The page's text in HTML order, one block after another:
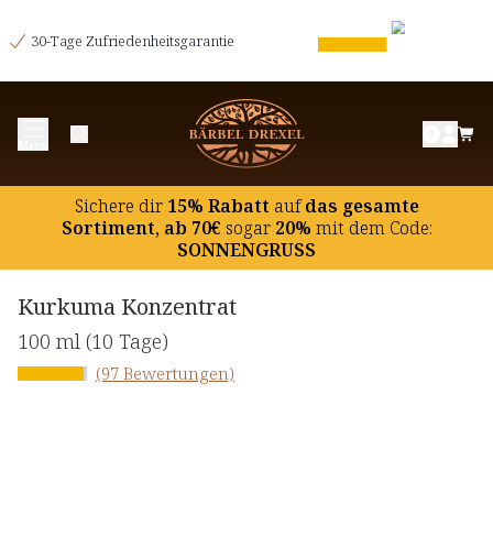
30-Tage Zufriedenheitsgarantie
Sichere dir15% Rabatt aufdas gesamte
Sortiment, ab 70€ sogar20% mit dem Code:
SONNENGRUSS
Kurkuma Konzentrat
100 ml (10 Tage)
(97 Bewertungen)